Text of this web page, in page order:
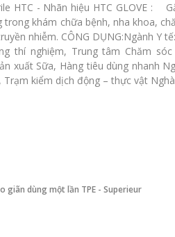
HTC - Nhãn hiệu HTC GLOVE :
khám chữa bệnh, nha khoa,
nhiễm. CÔNG DỤNG:Ngành Y
thí nghiệm, Trung tâm Chăm
xuất Sữa, Hàng tiêu dùng nhanh
kiểm dịch động – thực vật
giãn dùng một lần TPE - Superieur